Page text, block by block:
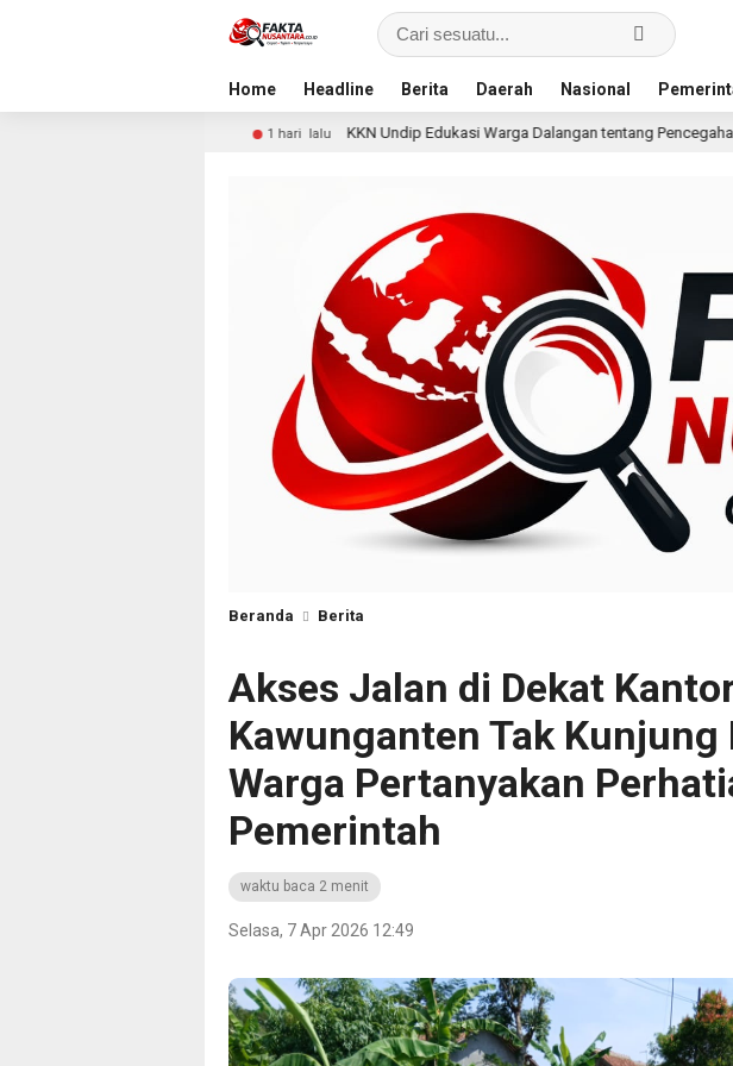
Home Headline Berita Daerah Nasional
KKN Undip Edukasi Warga Dalangan tentang Pencegahan KDRT dan
Beranda Berita
Akses Jalan di Dekat
Kawunganten Tak Kunjung
Warga Pertanyakan
Pemerintah
waktu baca 2 menit
Selasa, 7 Apr 2026 12:49